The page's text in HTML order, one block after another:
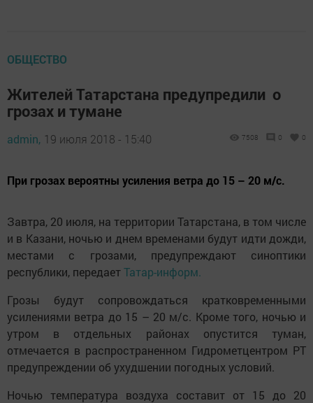
ОБЩЕСТВО
Жителей Татарстана предупредили о
грозах и тумане
admin, 19 июля 2018 - 15:40 7508 0 0
При грозах вероятны усиления ветра до 15 – 20 м/с.
Завтра, 20 июля, на территории Татарстана, в том числе
и в Казани, ночью и днем временами будут идти дожди,
местами с грозами, предупреждают синоптики
республики, передаетТатар-информ.
Грозы будут сопровождаться кратковременными
усилениями ветра до 15 – 20 м/с. Кроме того, ночью и
утром в отдельных районах опустится туман,
отмечается в распространенном Гидрометцентром РТ
предупреждении об ухудшении погодных условий.
Ночью температура воздуха составит от 15 до 20